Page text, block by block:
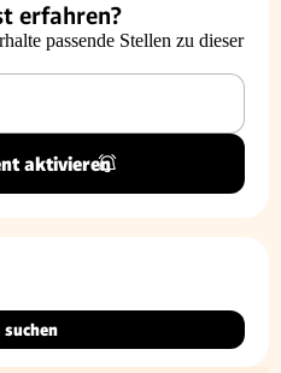
erfahren?
passende Stellen zu dieser
aktivieren
suchen